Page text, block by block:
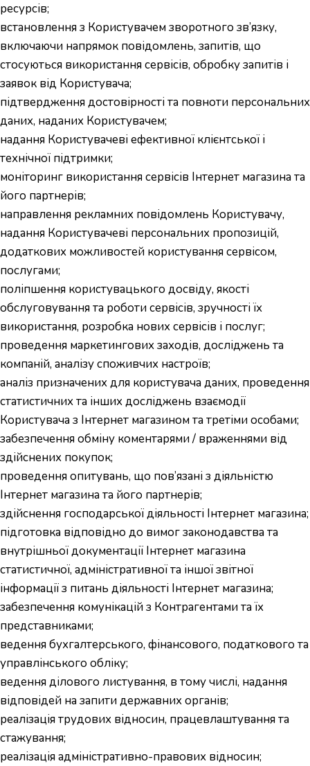
ресурсів;
встановлення з Користувачем зворотного зв’язку,
включаючи напрямок повідомлень, запитів, що
стосуються використання сервісів, обробку запитів і
заявок від Користувача;
підтвердження достовірності та повноти персональних
даних, наданих Користувачем;
надання Користувачеві ефективної клієнтської і
технічної підтримки;
моніторинг використання сервісів Інтернет магазина та
його партнерів;
направлення рекламних повідомлень Користувачу,
надання Користувачеві персональних пропозицій,
додаткових можливостей користування сервісом,
послугами;
поліпшення користувацького досвіду, якості
обслуговування та роботи сервісів, зручності їх
використання, розробка нових сервісів і послуг;
проведення маркетингових заходів, досліджень та
компаній, аналізу споживчих настроїв;
аналіз призначених для користувача даних, проведення
статистичних та інших досліджень взаємодії
Користувача з Інтернет магазином та третіми особами;
забезпечення обміну коментарями / враженнями від
здійснених покупок;
проведення опитувань, що пов’язані з діяльністю
Інтернет магазина та його партнерів;
здійснення господарської діяльності Інтернет магазина;
підготовка відповідно до вимог законодавства та
внутрішньої документації Інтернет магазина
статистичної, адміністративної та іншої звітної
інформації з питань діяльності Інтернет магазина;
забезпечення комунікацій з Контрагентами та їх
представниками;
ведення бухгалтерського, фінансового, податкового та
управлінського обліку;
ведення ділового листування, в тому числі, надання
відповідей на запити державних органів;
реалізація трудових відносин, працевлаштування та
стажування;
реалізація адміністративно-правових відносин;